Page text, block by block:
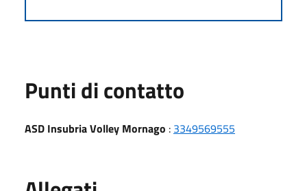
Punti di contatto
ASD Insubria Volley Mornago : 3349569555